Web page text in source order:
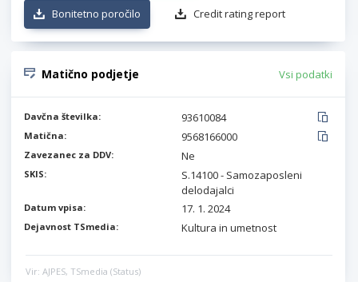
Bonitetno poročilo Credit rating report
Matično podjetje Vsi podatki
Davčna številka: 93610084
Matična: 9568166000
Zavezanec za DDV: Ne
SKIS:
S.14100 - Samozaposleni
delodajalci
Datum vpisa: 17. 1. 2024
Dejavnost TSmedia: Kultura in umetnost
Vir: AJPES, TSmedia (Status)